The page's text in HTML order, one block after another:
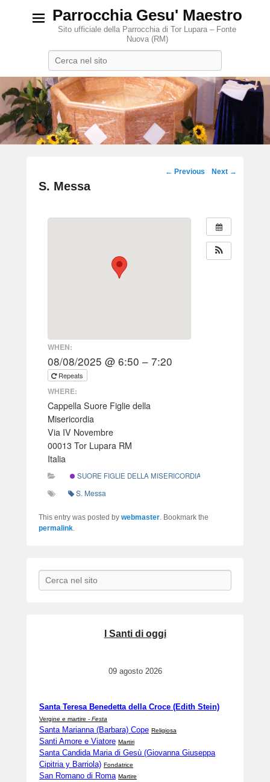
Parrocchia Gesu' Maestro
Sito ufficiale della Parrocchia di Tor Lupara – Fonte
Nuova (RM)
Post
← Previous Next →
S. Messa
WHEN:
08/08/2025 @ 6:50 – 7:20
Repeats
WHERE:
Cappella Suore Figlie della
Misericordia
Via IV Novembre
00013 Tor Lupara RM
Italia
SUORE FIGLIE DELLA MISERICORDIA
S. Messa
This entry was posted by webmaster. Bookmark the
permalink.
Search
I Santi di oggi
09 agosto 2026
Santa Teresa Benedetta della Croce (Edith Stein)
Vergine e martire - Festa
Santa Marianna (Barbara) Cope Religiosa
Santi Amore e Viatore Martiri
Santa Candida Maria di Gesù (Giovanna Giuseppa
Cipitria y Barriola) Fondatrice
San Romano di Roma Martire